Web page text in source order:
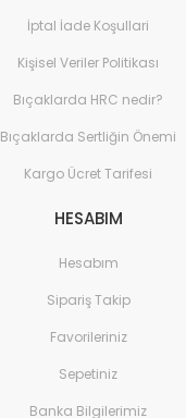
İptal İade Koşullari
Kişisel Veriler Politikası
Bıçaklarda HRC nedir?
Bıçaklarda Sertliğin Önemi
Kargo Ücret Tarifesi
HESABIM
Hesabım
Sipariş Takip
Favorileriniz
Sepetiniz
Banka Bilgilerimiz